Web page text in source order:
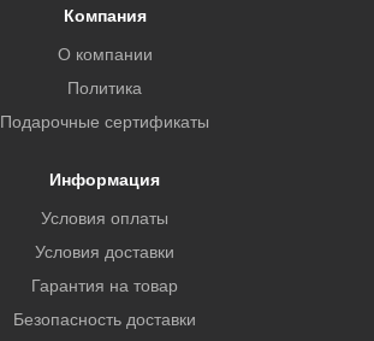
Компания
О компании
Политика
Подарочные сертификаты
Информация
Условия оплаты
Условия доставки
Гарантия на товар
Безопасность доставки